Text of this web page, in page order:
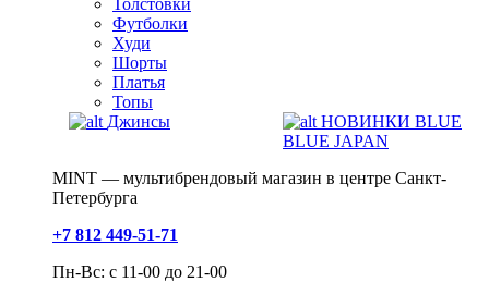
Толстовки
Футболки
Худи
Шорты
Платья
Топы
Джинсы
НОВИНКИ BLUE
BLUE JAPAN
MINT — мультибрендовый магазин в центре Санкт-
Петербурга
+7 812 449-51-71
Пн-Вс: с 11-00 до 21-00